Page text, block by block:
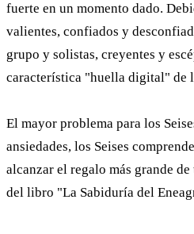
fuerte en un momento dado.
valientes, confiados y
grupo y solistas, creyentes y
característica "huella digital" de
El mayor problema para los
ansiedades, los Seises
alcanzar el regalo más grande
del libro "La Sabiduría del